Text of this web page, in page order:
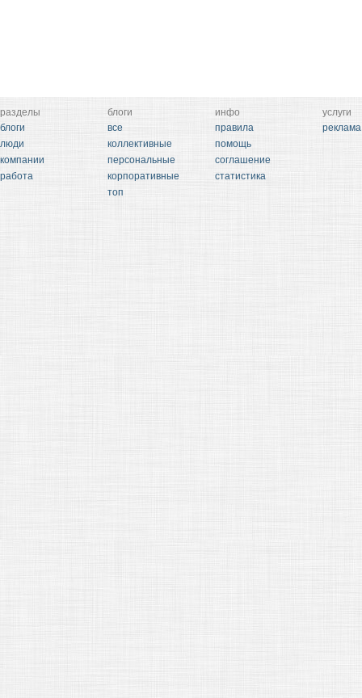
разделы
блоги
люди
компании
работа
блоги
все
коллективные
персональные
корпоративные
топ
инфо
правила
помощь
соглашение
статистика
услуги
реклама